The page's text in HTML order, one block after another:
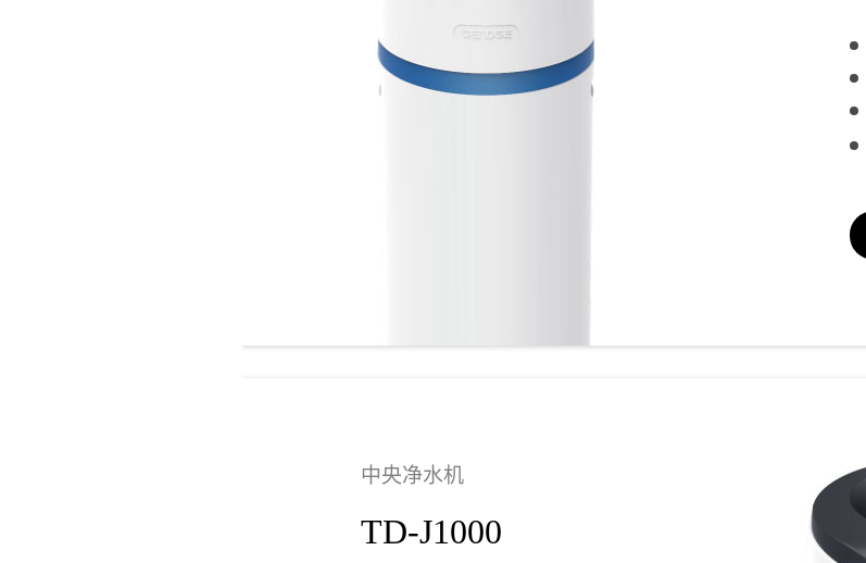
中央净水机
TD-J1000